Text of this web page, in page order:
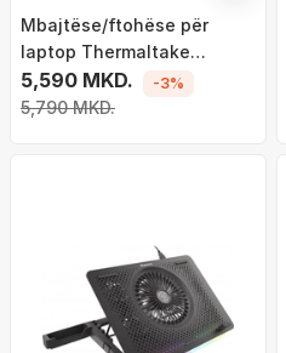
Mbajtëse/ftohëse për
laptop Thermaltake
Massive 20 (CL-N014-
PL20SW-A), RGB, 19", e
5,590 MKD.
5,790 MKD.
-3%